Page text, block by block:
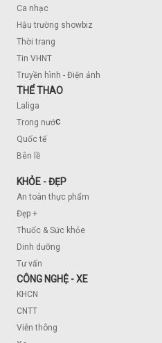
Ca nhạc
Hậu trường showbiz
Thời trang
Tin VHNT
Truyền hình - Điện ảnh
THỂ THAO
Laliga
Trong nước
Quốc tế
Bên lề
KHỎE - ĐẸP
An toàn thực phẩm
Đẹp +
Thuốc & Sức khỏe
Dinh dưỡng
Tư vấn
CÔNG NGHỆ - XE
KHCN
CNTT
Viễn thông